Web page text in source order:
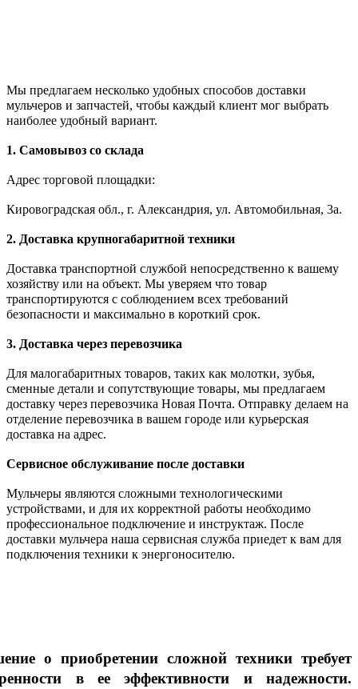
Мы предлагаем несколько удобных способов доставки
мульчеров и запчастей, чтобы каждый клиент мог выбрать
наиболее удобный вариант.
1. Самовывоз со склада
Адрес торговой площадки:
Кировоградская обл., г. Александрия, ул. Автомобильная, 3а.
2. Доставка крупногабаритной техники
Доставка транспортной службой непосредственно к вашему
хозяйству или на объект. Мы уверяем что товар
транспортируются с соблюдением всех требований
безопасности и максимально в короткий срок.
3. Доставка через перевозчика
Для малогабаритных товаров, таких как молотки, зубья,
сменные детали и сопутствующие товары, мы предлагаем
доставку через перевозчика Новая Почта. Отправку делаем на
отделение перевозчика в вашем городе или курьерская
доставка на адрес.
Сервисное обслуживание после доставки
Мульчеры являются сложными технологическими
устройствами, и для их корректной работы необходимо
профессиональное подключение и инструктаж. После
доставки мульчера наша сервисная служба приедет к вам для
подключения техники к энергоносителю.
о приобретении сложной техники требует
в ее эффективности и надежности.